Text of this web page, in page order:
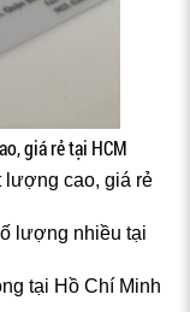
giá rẻ tại HCM
lượng cao, giá rẻ
lượng nhiều tại
tại Hồ Chí Minh